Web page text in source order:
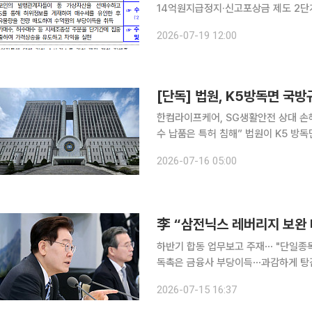
14억원지급정지·신고포상금 제도 2단계법 도입 검토 가상자산이용
과 대형 투자자의 ‘펌프 앤 덤프’ 등
2026-07-19 12:00
한컴라이프케어, SG생활안전 상대
수 납품은 특허 침해” 법원이 K5 방독면 국방규격에 반영된 방산업체 한컴라이프케어(구 산청)의
우 경찰청·소방청 등 군이 아닌 공공
2026-07-16 05:00
하반기 합동 업무보고 주재⋯ "단일종
독촉은 금융사 부당이득⋯과감하게
SK하이닉스 단일종목 레버리지 상장
2026-07-15 16:37